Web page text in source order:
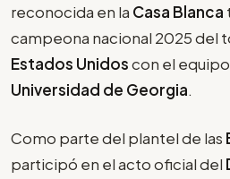
reconocida en la Casa Blanca
campeona nacional 2025 del
Estados Unidoscon el
Universidad de Georgia.
Como parte del plantel de las
participó en el acto oficial del